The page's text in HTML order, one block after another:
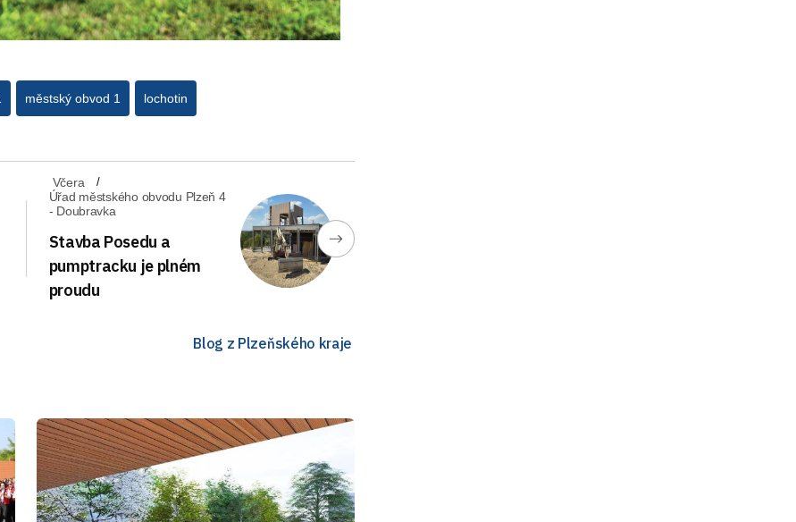
městský obvod 1 lochotin
Včera
Úřad městského obvodu Plzeň 4
- Doubravka
Stavba Posedu a
pumptracku je plném
proudu
Blog z Plzeňského kraje